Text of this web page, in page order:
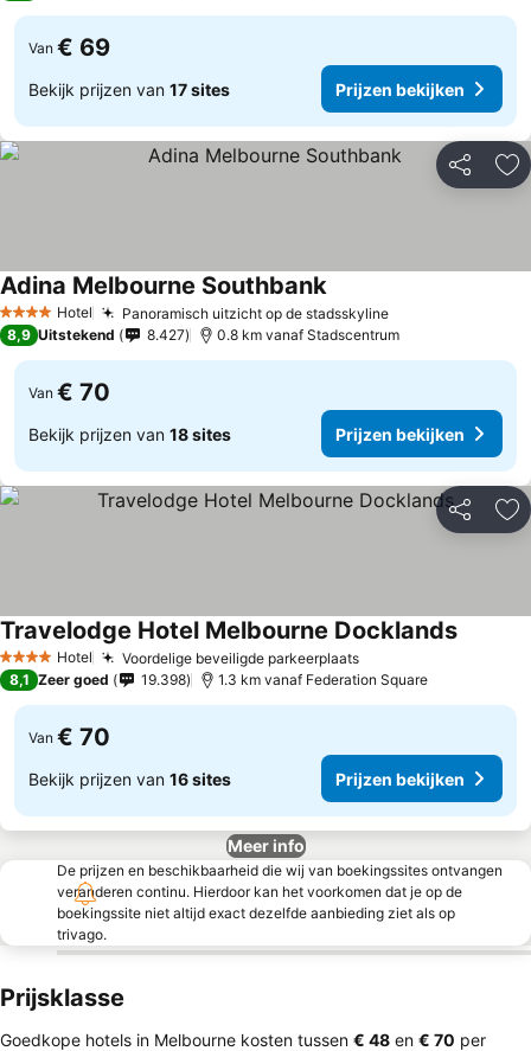
Van € 69
Bekijk prijzen van 17 sites Prijzen bekijken
Delen
4 SterrenHotel Panoramisch uitzicht op de stadsskyline
Adina Melbourne Southbank
8,9 Uitstekend 8.427 0.8 km vanaf Stadscentrum
Van € 70
Bekijk prijzen van 18 sites Prijzen bekijken
Delen
4 SterrenHotel Voordelige beveiligde parkeerplaats
Travelodge Hotel Melbourne Docklands
8,1 Zeer goed 19.398 1.3 km vanaf Federation Square
Van € 70
Bekijk prijzen van 16 sites Prijzen bekijken
Meer info
De prijzen en beschikbaarheid die wij van boekingssites ontvangen
veranderen continu. Hierdoor kan het voorkomen dat je op de
boekingssite niet altijd exact dezelfde aanbieding ziet als op
trivago.
Prijsklasse
Goedkope hotels in Melbourne kosten tussen ‎€ 48 en ‎€ 70 per